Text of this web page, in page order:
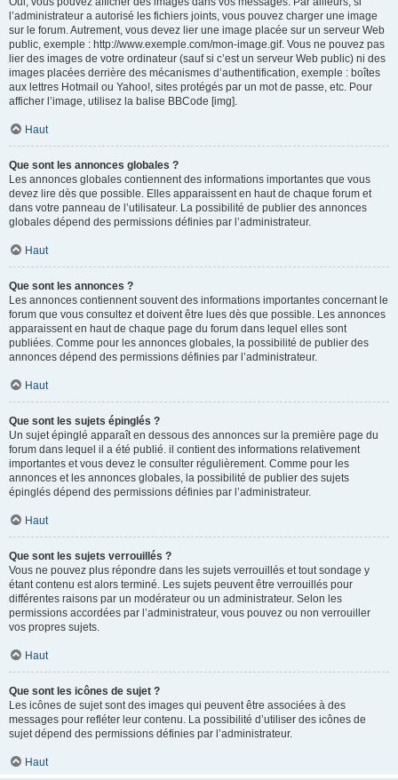
l’administrateur a autorisé les fichiers joints, vous pouvez charger une image
sur le forum. Autrement, vous devez lier une image placée sur un serveur Web
public, exemple : http://www.exemple.com/mon-image.gif. Vous ne pouvez pas
lier des images de votre ordinateur (sauf si c’est un serveur Web public) ni des
images placées derrière des mécanismes d’authentification, exemple : boîtes
aux lettres Hotmail ou Yahoo!, sites protégés par un mot de passe, etc. Pour
afficher l’image, utilisez la balise BBCode [img].
Haut
Que sont les annonces globales ?
Les annonces globales contiennent des informations importantes que vous
devez lire dès que possible. Elles apparaissent en haut de chaque forum et
dans votre panneau de l’utilisateur. La possibilité de publier des annonces
globales dépend des permissions définies par l’administrateur.
Haut
Que sont les annonces ?
Les annonces contiennent souvent des informations importantes concernant le
forum que vous consultez et doivent être lues dès que possible. Les annonces
apparaissent en haut de chaque page du forum dans lequel elles sont
publiées. Comme pour les annonces globales, la possibilité de publier des
annonces dépend des permissions définies par l’administrateur.
Haut
Que sont les sujets épinglés ?
Un sujet épinglé apparaît en dessous des annonces sur la première page du
forum dans lequel il a été publié. il contient des informations relativement
importantes et vous devez le consulter régulièrement. Comme pour les
annonces et les annonces globales, la possibilité de publier des sujets
épinglés dépend des permissions définies par l’administrateur.
Haut
Que sont les sujets verrouillés ?
Vous ne pouvez plus répondre dans les sujets verrouillés et tout sondage y
étant contenu est alors terminé. Les sujets peuvent être verrouillés pour
différentes raisons par un modérateur ou un administrateur. Selon les
permissions accordées par l’administrateur, vous pouvez ou non verrouiller
vos propres sujets.
Haut
Que sont les icônes de sujet ?
Les icônes de sujet sont des images qui peuvent être associées à des
messages pour refléter leur contenu. La possibilité d’utiliser des icônes de
sujet dépend des permissions définies par l’administrateur.
Haut